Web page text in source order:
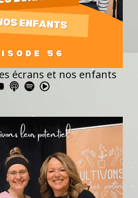
écrans et nos enfants